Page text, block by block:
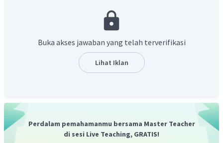
Buka akses jawaban yang telah terverifikasi
Lihat Iklan
Perdalam pemahamanmu bersama Master Teacher
di sesi Live Teaching, GRATIS!